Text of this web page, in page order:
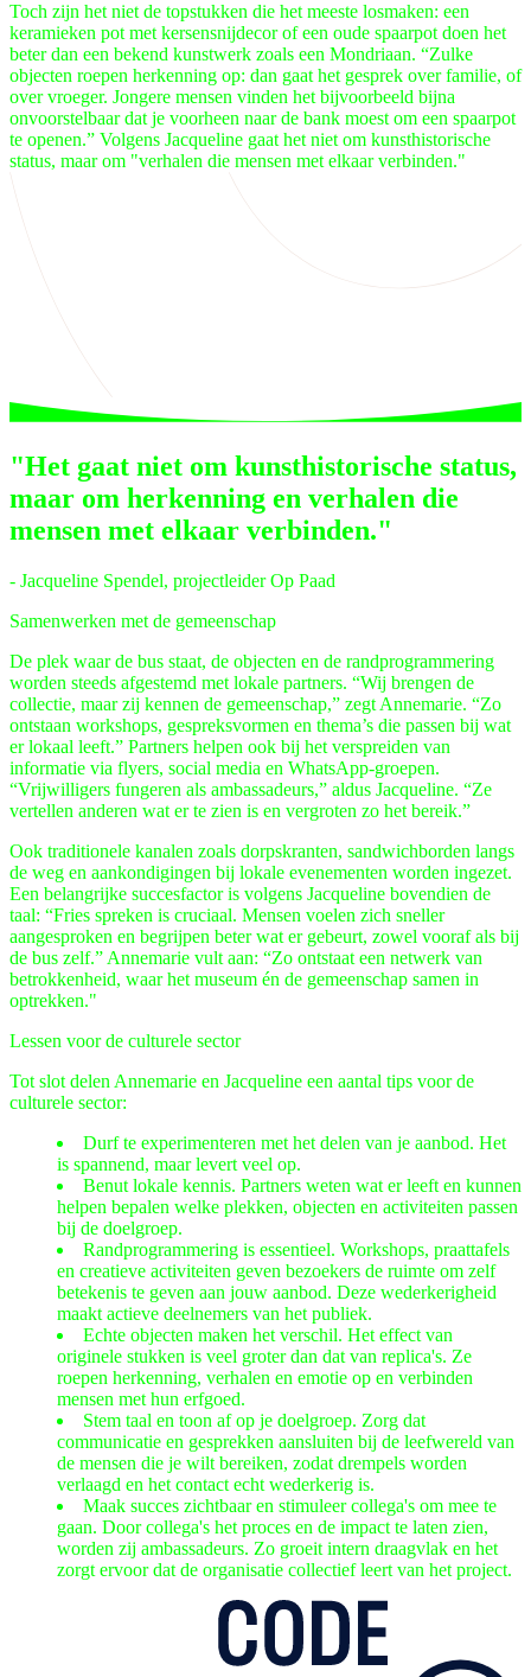
Toch zijn het niet de topstukken die het meeste losmaken: een
keramieken pot met kersensnijdecor of een oude spaarpot doen het
beter dan een bekend kunstwerk zoals een Mondriaan. “Zulke
objecten roepen herkenning op: dan gaat het gesprek over familie, of
over vroeger. Jongere mensen vinden het bijvoorbeeld bijna
onvoorstelbaar dat je voorheen naar de bank moest om een spaarpot
te openen.” Volgens Jacqueline gaat het niet om kunsthistorische
status, maar om "verhalen die mensen met elkaar verbinden."
"Het gaat niet om kunsthistorische status,
maar om herkenning en verhalen die
mensen met elkaar verbinden."
- Jacqueline Spendel, projectleider Op Paad
Samenwerken met de gemeenschap
De plek waar de bus staat, de objecten en de randprogrammering
worden steeds afgestemd met lokale partners. “Wij brengen de
collectie, maar zij kennen de gemeenschap,” zegt Annemarie. “Zo
ontstaan workshops, gespreksvormen en thema’s die passen bij wat
er lokaal leeft.” Partners helpen ook bij het verspreiden van
informatie via flyers, social media en WhatsApp-groepen.
“Vrijwilligers fungeren als ambassadeurs,” aldus Jacqueline. “Ze
vertellen anderen wat er te zien is en vergroten zo het bereik.”
Ook traditionele kanalen zoals dorpskranten, sandwichborden langs
de weg en aankondigingen bij lokale evenementen worden ingezet.
Een belangrijke succesfactor is volgens Jacqueline bovendien de
taal: “Fries spreken is cruciaal. Mensen voelen zich sneller
aangesproken en begrijpen beter wat er gebeurt, zowel vooraf als bij
de bus zelf.” Annemarie vult aan: “Zo ontstaat een netwerk van
betrokkenheid, waar het museum én de gemeenschap samen in
optrekken."
Lessen voor de culturele sector
Tot slot delen Annemarie en Jacqueline een aantal tips voor de
culturele sector:
Durf te experimenteren met het delen van je aanbod. Het
is spannend, maar levert veel op.
Benut lokale kennis. Partners weten wat er leeft en kunnen
helpen bepalen welke plekken, objecten en activiteiten passen
bij de doelgroep.
Randprogrammering is essentieel. Workshops, praattafels
en creatieve activiteiten geven bezoekers de ruimte om zelf
betekenis te geven aan jouw aanbod. Deze wederkerigheid
maakt actieve deelnemers van het publiek.
Echte objecten maken het verschil. Het effect van
originele stukken is veel groter dan dat van replica's. Ze
roepen herkenning, verhalen en emotie op en verbinden
mensen met hun erfgoed.
Stem taal en toon af op je doelgroep. Zorg dat
communicatie en gesprekken aansluiten bij de leefwereld van
de mensen die je wilt bereiken, zodat drempels worden
verlaagd en het contact echt wederkerig is.
Maak succes zichtbaar en stimuleer collega's om mee te
gaan. Door collega's het proces en de impact te laten zien,
worden zij ambassadeurs. Zo groeit intern draagvlak en het
zorgt ervoor dat de organisatie collectief leert van het project.